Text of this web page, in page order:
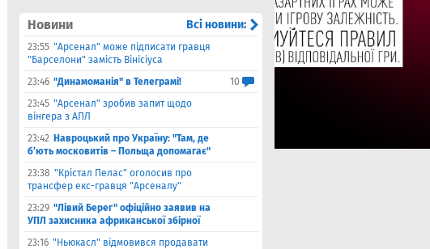
Новини Всі новини:
23:55 "Арсенал" може підписати гравця
"Барселони" замість Вінісіуса
23:46 "Динамоманія" в Телеграмі!
10
23:45 "Арсенал" зробив запит щодо
вінгера з АПЛ
23:42 Навроцький про Україну: "Там, де
б’ють московитів – Польща допомагає"
23:38 "Крістал Пелас" оголосив про
трансфер екс-гравця "Арсеналу"
23:29 "Лівий Берег" офіційно заявив на
УПЛ захисника африканської збірної
23:16 "Ньюкасл" відмовився продавати